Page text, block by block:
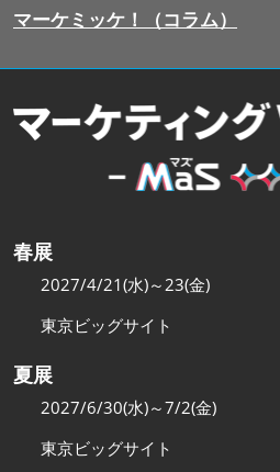
マーケミッケ！（コラム）
春展
2027/4/21(水)～23(金)
東京ビッグサイト
夏展
2027/6/30(水)～7/2(金)
東京ビッグサイト